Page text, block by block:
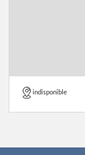
indisponible